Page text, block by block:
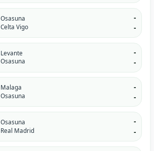
Osasuna
Celta Vigo
-
-
Levante
Osasuna
-
-
Malaga
Osasuna
-
-
Osasuna
Real Madrid
-
-